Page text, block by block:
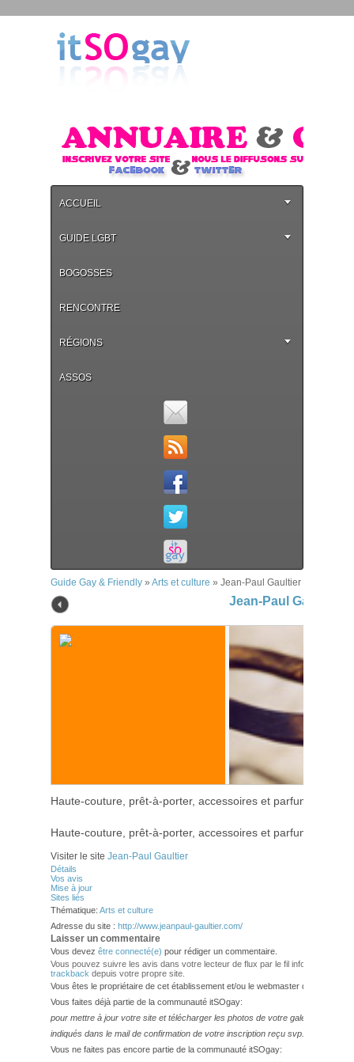
ACCUEIL
GUIDE LGBT
BOGOSSES
RENCONTRE
RÉGIONS
ASSOS
Guide Gay & Friendly » Arts et culture » Jean-Paul Gaultier
Jean-Paul Gaultier
Haute-couture, prêt-à-porter, accessoires et parfums
Haute-couture, prêt-à-porter, accessoires et parfums
Visiter le site Jean-Paul Gaultier
Détails
Vos avis
Mise à jour
Sites liés
Thématique: Arts et culture
Adresse du site : http://www.jeanpaul-gaultier.com/
Laisser un commentaire
Vous devez être connecté(e) pour rédiger un commentaire.
Vous pouvez suivre les avis dans votre lecteur de flux par le fil info
trackback depuis votre propre site.
Vous êtes le propriétaire de cet établissement et/ou le webmaster de ce site?
Vous faites déjà partie de la communauté itSOgay:
pour mettre à jour votre site et télécharger les photos de votre galerie,
indiqués dans le mail de confirmation de votre inscription reçu svp.
Vous ne faites pas encore partie de la communauté itSOgay: